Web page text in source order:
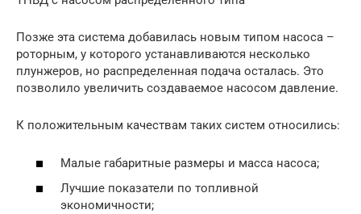
Позже эта система добавилась новым типом насоса –
роторным, у которого устанавливаются несколько
плунжеров, но распределенная подача осталась. Это
позволило увеличить создаваемое насосом давление.
К положительным качествам таких систем относились:
Малые габаритные размеры и масса насоса;
Лучшие показатели по топливной
экономичности;